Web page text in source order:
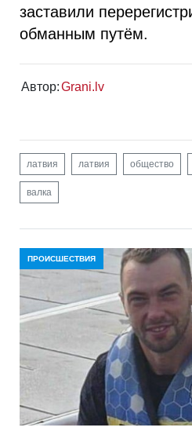
заставили
обманным путём.
Автор:Grani.lv
латвия латвия общество
валка
ПРОИСШЕСТВИЯ